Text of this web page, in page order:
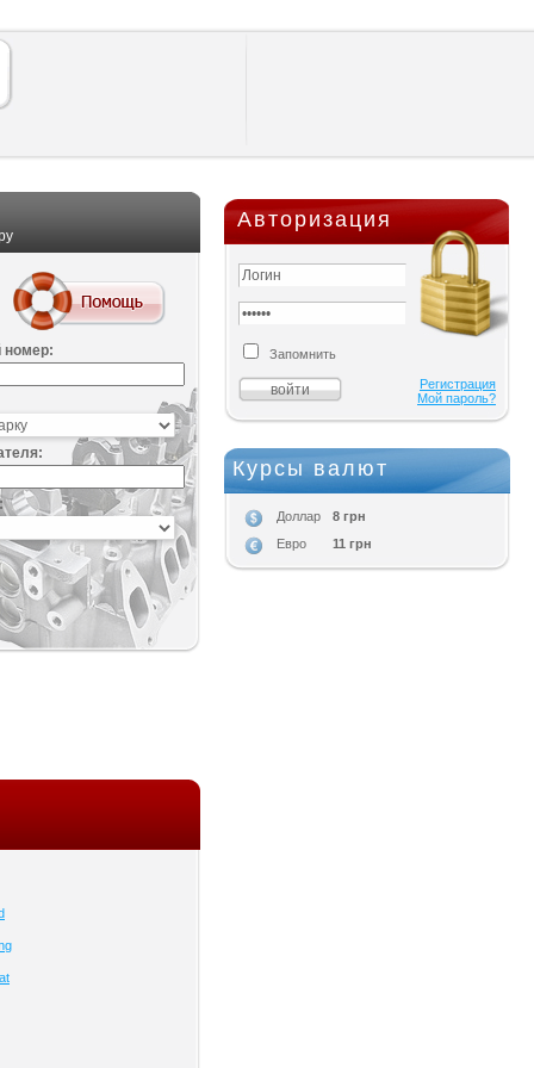
номер:
Авторизация
Запомнить
Регистрация
Мой пароль?
Курсы валют
Доллар
8 грн
Евро
11 грн